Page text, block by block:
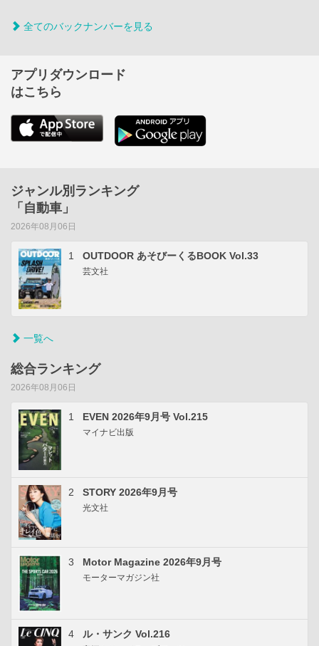
全てのバックナンバーを見る
アプリダウンロード
はこちら
ジャンル別ランキング
「自動車」
2026年08月06日
1 OUTDOOR あそびーくるBOOK Vol.33
芸文社
一覧へ
総合ランキング
2026年08月06日
1 EVEN 2026年9月号 Vol.215
マイナビ出版
2 STORY 2026年9月号
光文社
3 Motor Magazine 2026年9月号
モーターマガジン社
4 ル・サンク Vol.216